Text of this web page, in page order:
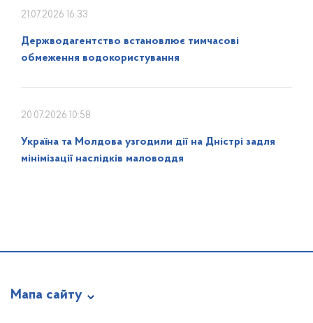
21.07.2026 16:33
Держводагентство встановлює тимчасові
обмеження водокористування
20.07.2026 10:58
Україна та Молдова узгодили дії на Дністрі задля
мінімізації наслідків маловоддя
Мапа сайту